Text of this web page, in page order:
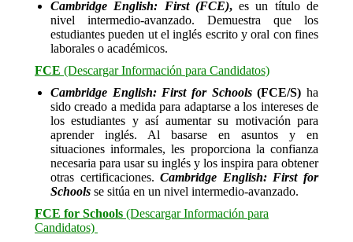
Cambridge English: First(FCE),es un título de
nivel intermedio-avanzado. Demuestra que los
estudiantes pueden ut el inglés escrito y oral con fines
laborales o académicos.
FCE (Descargar Información para Candidatos)
Cambridge English: First for Schools (FCE/S) ha
sido creado a medida para adaptarse a los intereses de
los estudiantes y así aumentar su motivación para
aprender inglés. Al basarse en asuntos y en
situaciones informales, les proporciona la confianza
necesaria para usar su inglés y los inspira para obtener
otras certificaciones.Cambridge English: First for
Schools se sitúa en un nivel intermedio-avanzado.
FCE for Schools (Descargar Información para
Candidatos)